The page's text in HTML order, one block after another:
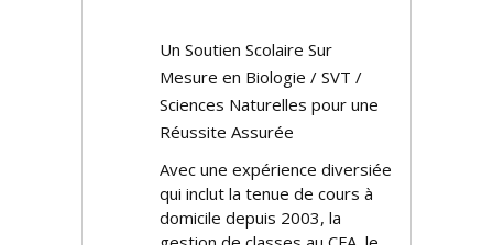
Un Soutien Scolaire Sur
Mesure en Biologie / SVT /
Sciences Naturelles pour une
Réussite Assurée
Avec une expérience diversifiée
qui inclut la tenue de cours à
domicile depuis 2003, la